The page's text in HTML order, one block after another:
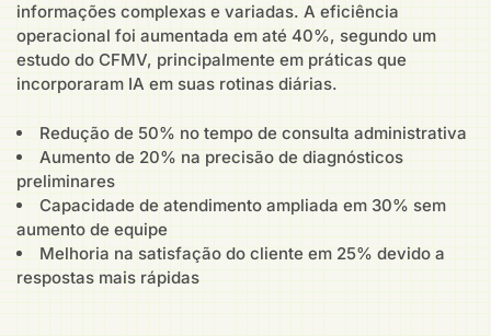
informações complexas e variadas. A eficiência
operacional foi aumentada em até 40%, segundo um
estudo do CFMV, principalmente em práticas que
incorporaram IA em suas rotinas diárias.
Redução de 50% no tempo de consulta administrativa
Aumento de 20% na precisão de diagnósticos
preliminares
Capacidade de atendimento ampliada em 30% sem
aumento de equipe
Melhoria na satisfação do cliente em 25% devido a
respostas mais rápidas